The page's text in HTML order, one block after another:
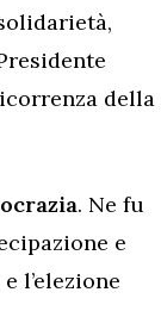
della
. Ne fu
e
l’elezione